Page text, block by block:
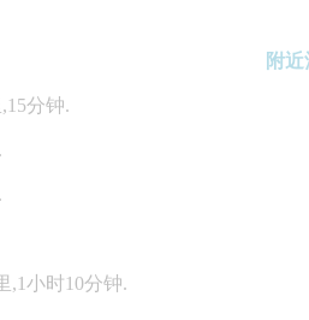
附近
场：8公里,15分钟
23公里,40分钟.
24公里,45分钟.
公里,1小时.
：60公里,1小时10分